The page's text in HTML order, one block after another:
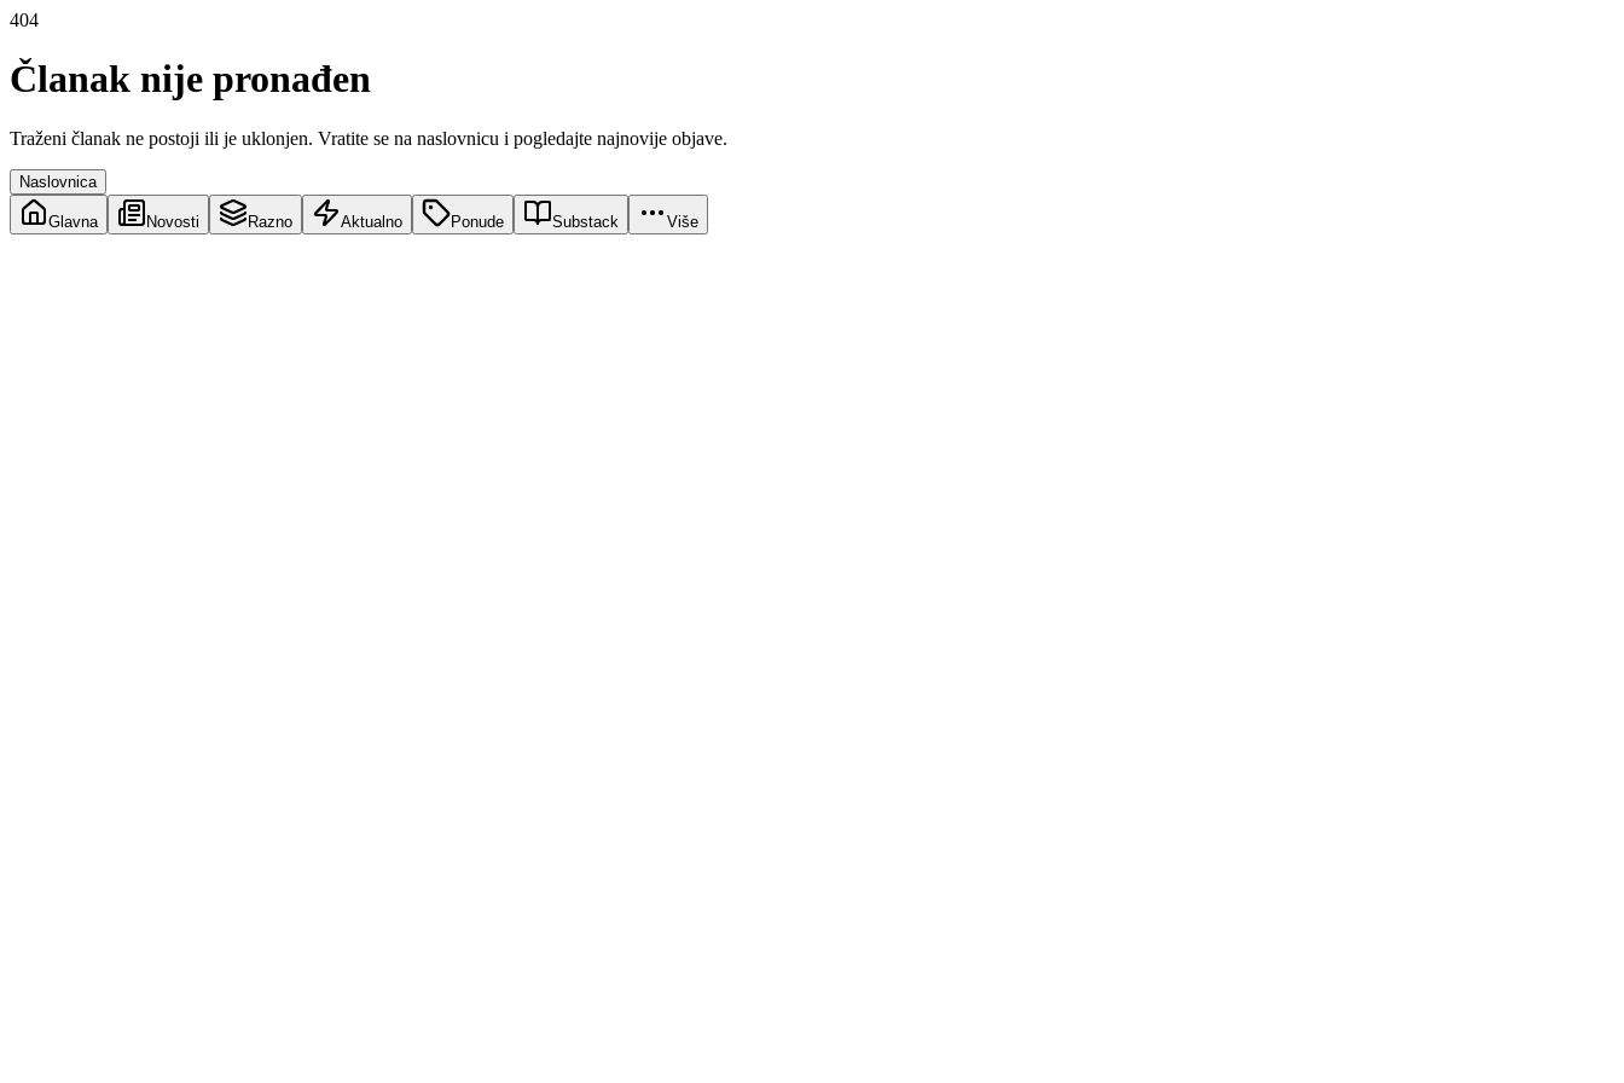
404
Članak nije pronađen
Traženi članak ne postoji ili je uklonjen. Vratite se na naslovnicu i pogledajte najnovije objave.
Naslovnica
Glavna Novosti Razno Aktualno Ponude Substack Više